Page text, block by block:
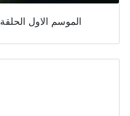
مسلسل Arrow الموسم الاول الحلقة 3 الثالثة مترجمة